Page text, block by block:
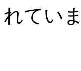
れていま